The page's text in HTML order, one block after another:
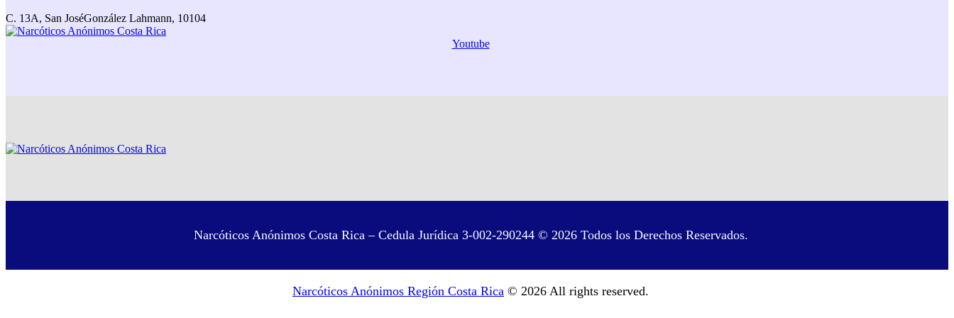
C. 13A, San JoséGonzález Lahmann, 10104
Youtube
Narcóticos Anónimos Costa Rica – Cedula Jurídica 3-002-290244 © 2026 Todos los Derechos Reservados.
Narcóticos Anónimos Región Costa Rica © 2026 All rights reserved.